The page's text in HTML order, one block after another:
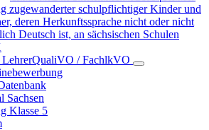
zugewanderter schulpflichtiger Kinder und
deren Herkunftssprache nicht oder nicht
Deutsch ist, an sächsischen Schulen
/ FachlkVO
Sachsen
Klasse 5